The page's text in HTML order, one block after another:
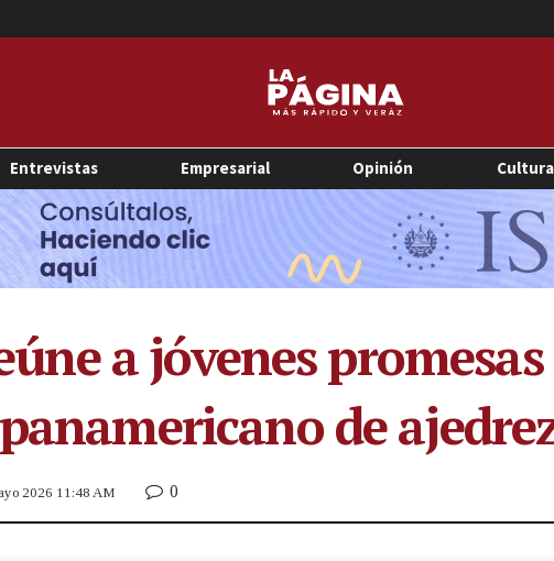
Entrevistas Empresarial Opinión Cultura
a jóvenes
de
2026 11:48 AM 0